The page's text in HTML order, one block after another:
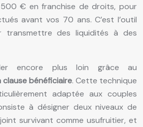
500 € en franchise de droits, pour
avant vos 70 ans. C’est l’outil
transmettre des liquidités à des
encore plus loin grâce au
bénéficiaire. Cette technique
adaptée aux couples
à désigner deux niveaux de
survivant comme usufruitier, et